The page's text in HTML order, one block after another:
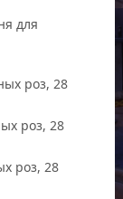
для
роз, 28
роз, 28
роз, 28